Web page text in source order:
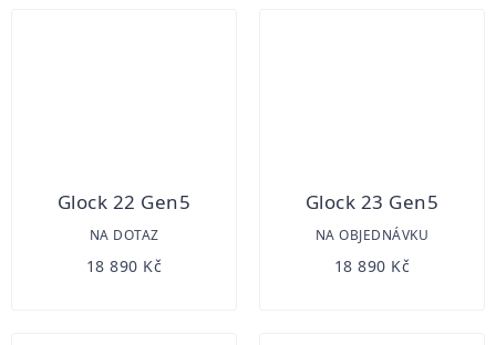
Glock 22 Gen5
NA DOTAZ
18 890 Kč
Glock 23 Gen5
NA OBJEDNÁVKU
18 890 Kč